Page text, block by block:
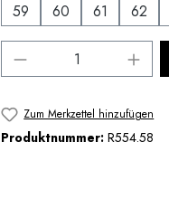
59
60 61 62
Produkt
Zum Merkzettel hinzufügen
Produktnummer: R554.58